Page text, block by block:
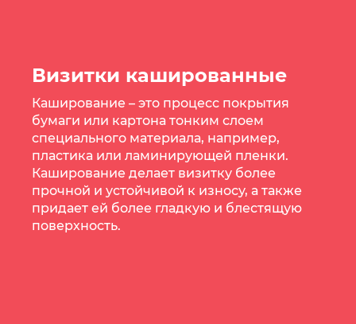
Визитки кашированные
Каширование – это процесс покрытия
бумаги или картона тонким слоем
специального материала, например,
пластика или ламинирующей пленки.
Каширование делает визитку более
прочной и устойчивой к износу, а также
придает ей более гладкую и блестящую
поверхность.